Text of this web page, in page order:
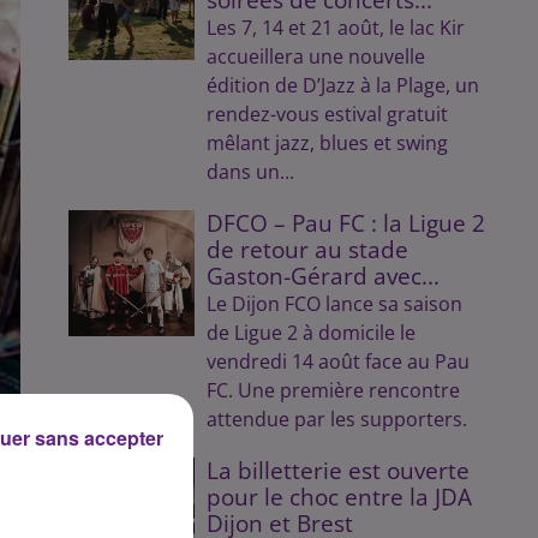
Les 7, 14 et 21 août, le lac Kir
accueillera une nouvelle
édition de D’Jazz à la Plage, un
rendez-vous estival gratuit
mêlant jazz, blues et swing
dans un...
DFCO – Pau FC : la Ligue 2
de retour au stade
Gaston-Gérard avec...
Le Dijon FCO lance sa saison
de Ligue 2 à domicile le
vendredi 14 août face au Pau
FC. Une première rencontre
attendue par les supporters.
La billetterie est ouverte
pour le choc entre la JDA
Dijon et Brest
sans accepter